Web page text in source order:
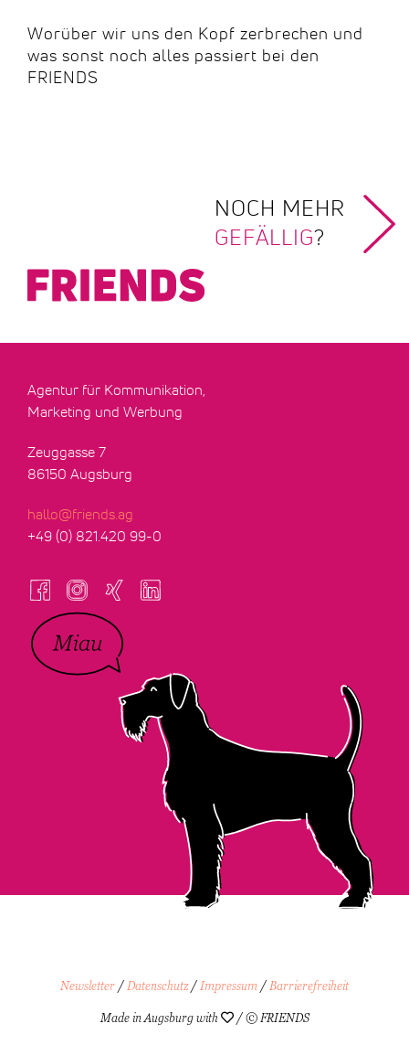
Worüber wir uns den Kopf zerbrechen und
was sonst noch alles passiert bei den
FRIENDS
NOCH MEHR
GEFÄLLIG?
Agentur für Kommunikation,
Marketing und Werbung
Zeuggasse 7
86150 Augsburg
hallo@friends.ag
+49 (0) 821.420 99-0
Newsletter / Datenschutz/ Impressum / Barrierefreiheit
Made in Augsburg with / © FRIENDS